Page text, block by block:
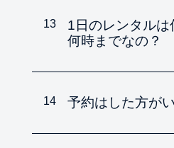
13
1日のレンタルは
何時までなの？
14 予約はした方が